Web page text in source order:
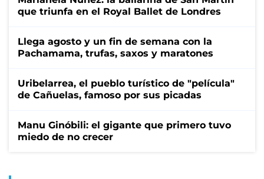
que triunfa en el Royal Ballet de Londres
Llega agosto y un fin de semana con la
Pachamama, trufas, saxos y maratones
Uribelarrea, el pueblo turístico de "película"
de Cañuelas, famoso por sus picadas
Manu Ginóbili: el gigante que primero tuvo
miedo de no crecer